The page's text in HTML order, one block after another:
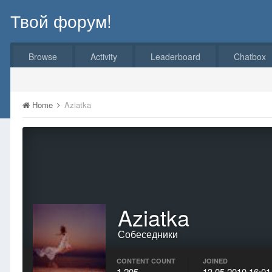
Твой форум!
Browse Activity Leaderboard Chatbox
Home Aziatka
Aziatka
Собеседники
CONTENT COUNT JOINED